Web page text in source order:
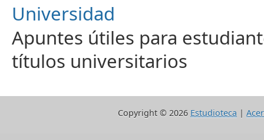
Universidad
Apuntes útiles para
títulos universitarios
Copyright © 2026 Estudioteca |